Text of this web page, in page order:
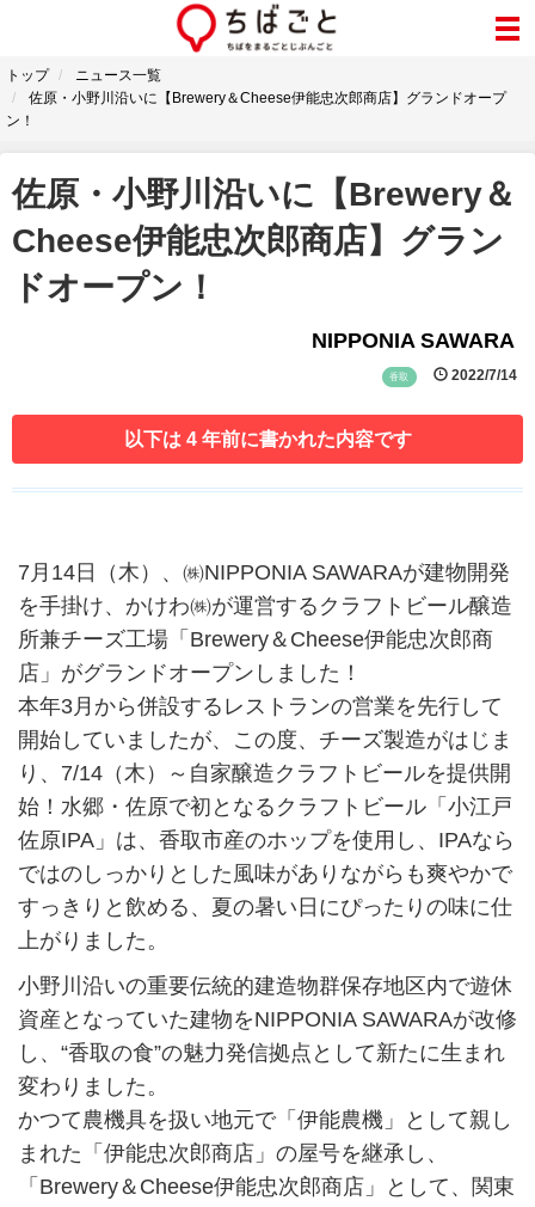
トップ
ニュース一覧
佐原・小野川沿いに【Brewery＆Cheese伊能忠次郎商店】グランドオープ
ン！
佐原・小野川沿いに【Brewery＆
Cheese伊能忠次郎商店】グラン
ドオープン！
NIPPONIA SAWARA
香取 2022/7/14
以下は 4 年前に書かれた内容です
7月14日（木）、㈱NIPPONIA SAWARAが建物開発
を手掛け、かけわ㈱が運営するクラフトビール醸造
所兼チーズ工場「Brewery＆Cheese伊能忠次郎商
店」がグランドオープンしました！
本年3月から併設するレストランの営業を先行して
開始していましたが、この度、チーズ製造がはじま
り、7/14（木）～自家醸造クラフトビールを提供開
始！水郷・佐原で初となるクラフトビール「小江戸
佐原IPA」は、香取市産のホップを使用し、IPAなら
ではのしっかりとした風味がありながらも爽やかで
すっきりと飲める、夏の暑い日にぴったりの味に仕
上がりました。
小野川沿いの重要伝統的建造物群保存地区内で遊休
資産となっていた建物をNIPPONIA SAWARAが改修
し、“香取の食”の魅力発信拠点として新たに生まれ
変わりました。
かつて農機具を扱い地元で「伊能農機」として親し
まれた「伊能忠次郎商店」の屋号を継承し、
「Brewery＆Cheese伊能忠次郎商店」として、関東